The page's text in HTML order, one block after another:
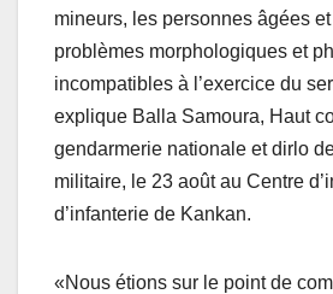
mineurs, les personnes âgées
problèmes morphologiques et
incompatibles à l’exercice du
explique Balla Samoura, Haut
gendarmerie nationale et dirlo
militaire, le 23 août au Centre
d’infanterie de Kankan.
«Nous étions sur le point de